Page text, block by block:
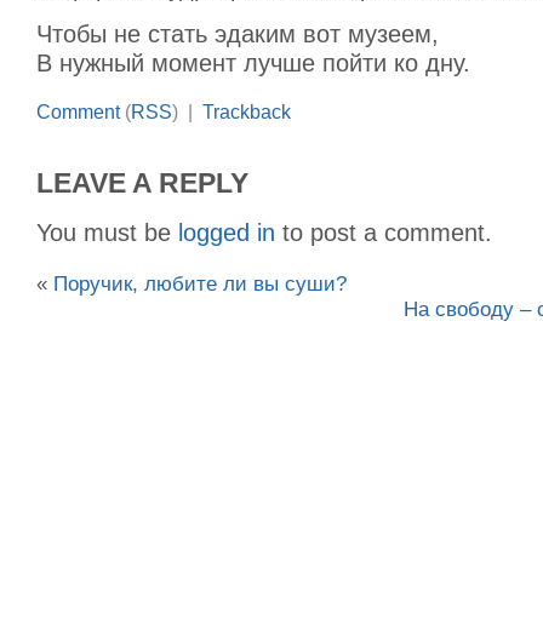
Чтобы не стать эдаким вот музеем,
В нужный момент лучше пойти ко дну.
Comment(RSS) | Trackback
LEAVE A REPLY
You must be logged in to post a comment.
« Поручик, любите ли вы суши?
На свободу –